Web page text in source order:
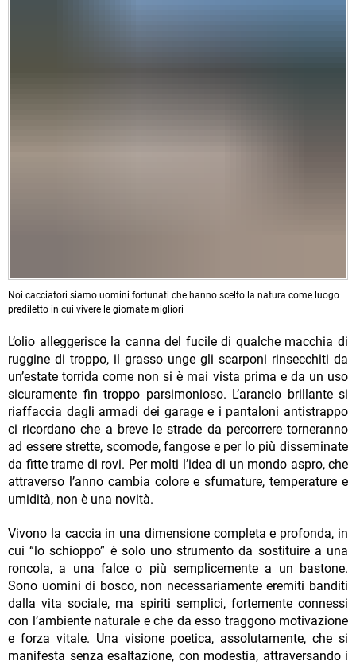
Noi cacciatori siamo uomini fortunati che hanno scelto la natura come luogo
prediletto in cui vivere le giornate migliori
L’olio alleggerisce la canna del fucile di qualche macchia di
ruggine di troppo, il grasso unge gli scarponi rinsecchiti da
un’estate torrida come non si è mai vista prima e da un uso
sicuramente fin troppo parsimonioso. L’arancio brillante si
riaffaccia dagli armadi dei garage e i pantaloni antistrappo
ci ricordano che a breve le strade da percorrere torneranno
ad essere strette, scomode, fangose e per lo più disseminate
da fitte trame di rovi. Per molti l’idea di un mondo aspro, che
attraverso l’anno cambia colore e sfumature, temperature e
umidità, non è una novità.
Vivono la caccia in una dimensione completa e profonda, in
cui “lo schioppo” è solo uno strumento da sostituire a una
roncola, a una falce o più semplicemente a un bastone.
Sono uomini di bosco, non necessariamente eremiti banditi
dalla vita sociale, ma spiriti semplici, fortemente connessi
con l’ambiente naturale e che da esso traggono motivazione
e forza vitale. Una visione poetica, assolutamente, che si
manifesta senza esaltazione, con modestia, attraversando i